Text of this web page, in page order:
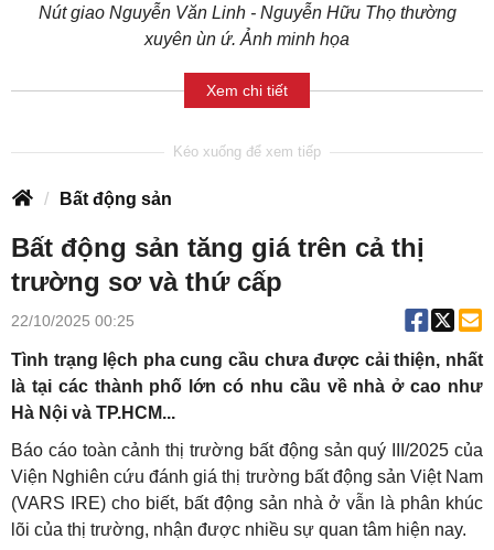
Nút giao Nguyễn Văn Linh - Nguyễn Hữu Thọ thường
xuyên ùn ứ. Ảnh minh họa
Xem chi tiết
Bất động sản
Bất động sản tăng giá trên cả thị
trường sơ và thứ cấp
22/10/2025 00:25
Tình trạng lệch pha cung cầu chưa được cải thiện, nhất
là tại các thành phố lớn có nhu cầu về nhà ở cao như
Hà Nội và TP.HCM...
Báo cáo toàn cảnh thị trường bất động sản quý III/2025 của
Viện Nghiên cứu đánh giá thị trường bất động sản Việt Nam
(VARS IRE) cho biết, bất động sản nhà ở vẫn là phân khúc
lõi của thị trường, nhận được nhiều sự quan tâm hiện nay.